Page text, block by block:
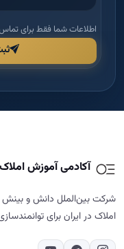
اطلاعات شما فقط برای
آکادمی آموزش املاک
شرکت بین‌الملل دانش و
املاک در ایران برای